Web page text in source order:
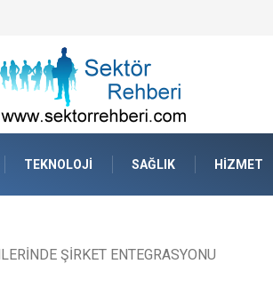
Güven
TEKNOLOJI SAĞLIK HIZMET
ŞİRKET ENTEGRASYONU